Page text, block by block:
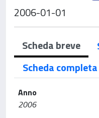
2006-01-01
Scheda breve
Scheda completa
Anno
2006